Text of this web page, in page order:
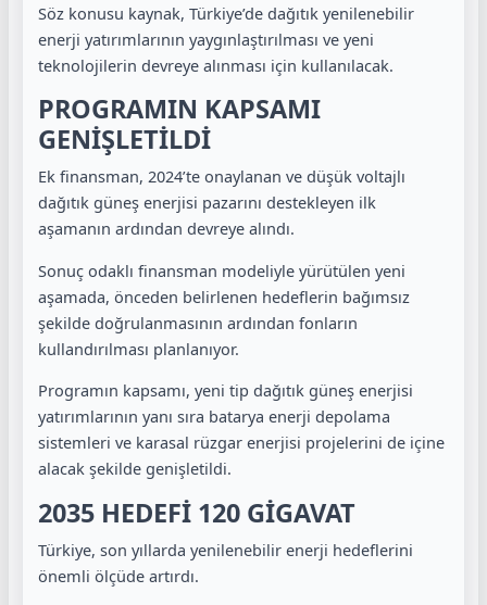
Söz konusu kaynak, Türkiye’de dağıtık yenilenebilir
enerji yatırımlarının yaygınlaştırılması ve yeni
teknolojilerin devreye alınması için kullanılacak.
PROGRAMIN KAPSAMI
GENİŞLETİLDİ
Ek finansman, 2024’te onaylanan ve düşük voltajlı
dağıtık güneş enerjisi pazarını destekleyen ilk
aşamanın ardından devreye alındı.
Sonuç odaklı finansman modeliyle yürütülen yeni
aşamada, önceden belirlenen hedeflerin bağımsız
şekilde doğrulanmasının ardından fonların
kullandırılması planlanıyor.
Programın kapsamı, yeni tip dağıtık güneş enerjisi
yatırımlarının yanı sıra batarya enerji depolama
sistemleri ve karasal rüzgar enerjisi projelerini de içine
alacak şekilde genişletildi.
2035 HEDEFİ 120 GİGAVAT
Türkiye, son yıllarda yenilenebilir enerji hedeflerini
önemli ölçüde artırdı.